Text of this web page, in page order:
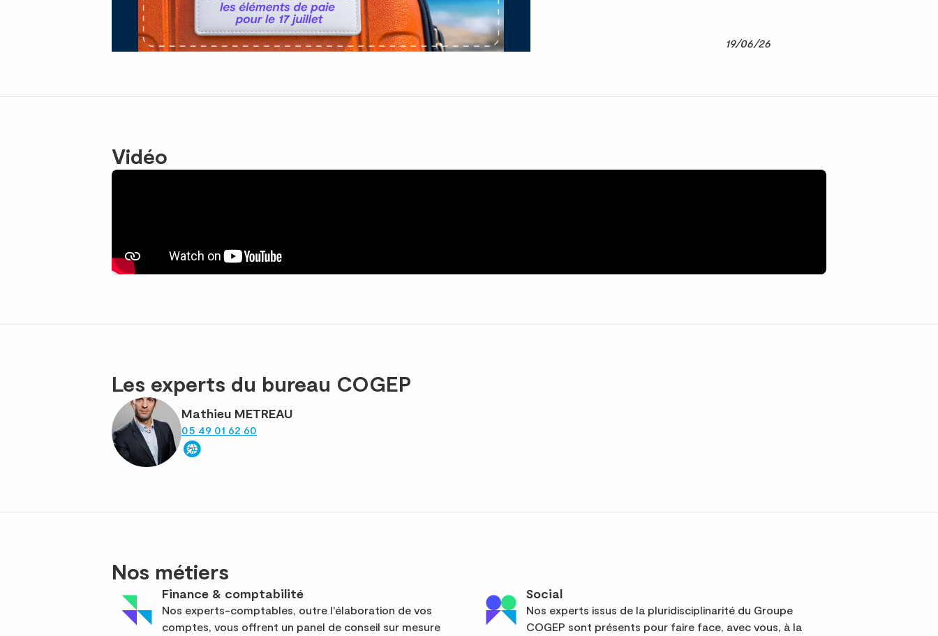
19/06/26
Vidéo
Les experts du bureau COGEP
Mathieu METREAU
05 49 01 62 60
Nos métiers
Finance & comptabilité
Nos experts-comptables, outre l'élaboration de vos
comptes, vous offrent un panel de conseil sur mesure
Social
Nos experts issus de la pluridisciplinarité du Groupe
COGEP sont présents pour faire face, avec vous, à la